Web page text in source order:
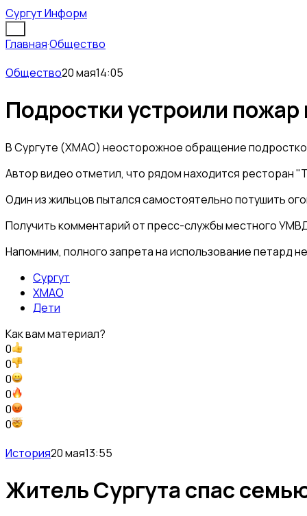
Сургут Информ
Главная·Общество
Общество20 мая14:05
Подростки устроили пожар
В Сургуте (ХМАО) неосторожное обращение
Автор видео отметил, что рядом находится ресторан
Один из жильцов пытался самостоятельно потушить
Получить комментарий от пресс-службы местного
Напомним, полного запрета на использование петард
Сургут
ХМАО
Дети
Как вам материал?
0
0
0
0
0
0
История20 мая13:55
Житель Сургута спас